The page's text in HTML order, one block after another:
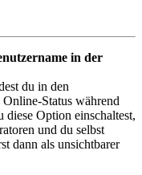
in der
du in den
Status während
diese Option einschaltest,
und du selbst
dann als unsichtbarer